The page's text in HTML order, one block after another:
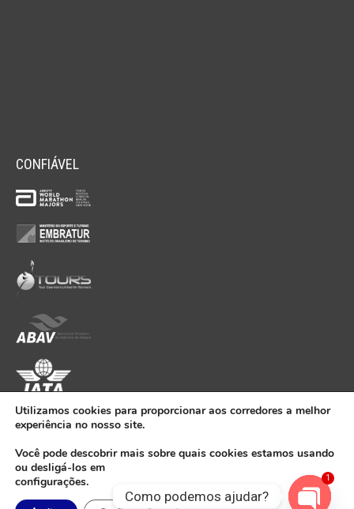
CONFIÁVEL
Copyright 2016 ® Kamel Turismo Telefone: +55 21 2275-0146, Praça
Demétrio Ribeiro 17, grupo 302 – CEP 22011-020; Rio de Janeiro, Brasil.
Utilizamos cookies para proporcionar aos corredores a melhor
experiência no nosso site.
Você pode descobrir mais sobre quais cookies estamos usando
ou desligá-los em
configurações.
Como podemos ajudar?
1